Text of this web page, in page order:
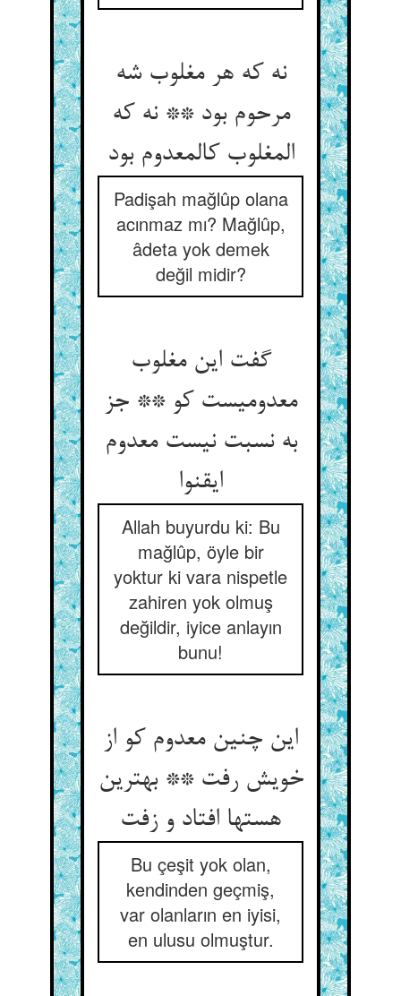
نه که هر مغلوب شه
مرحوم بود ** نه که
المغلوب کالمعدوم بود
Padişah mağlûp olana
acınmaz mı? Mağlûp,
âdeta yok demek
değil midir?
گفت این مغلوب
معدومیست کو ** جز
به نسبت نیست معدوم
ایقنوا
Allah buyurdu ki: Bu
mağlûp, öyle bir
yoktur ki vara nispetle
zahiren yok olmuş
değildir, iyice anlayın
bunu!
این چنین معدوم کو از
خویش رفت ** بهترین
هستها افتاد و زفت
Bu çeşit yok olan,
kendinden geçmiş,
var olanların en iyisi,
en ulusu olmuştur.